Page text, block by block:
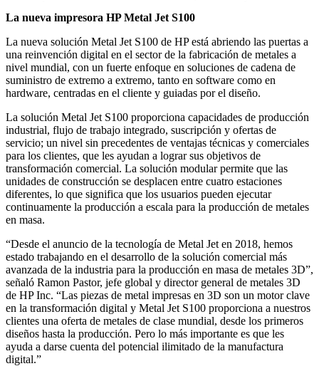
La nueva impresora HP Metal Jet S100
La nueva solución Metal Jet S100 de HP está abriendo las puertas a
una reinvención digital en el sector de la fabricación de metales a
nivel mundial, con un fuerte enfoque en soluciones de cadena de
suministro de extremo a extremo, tanto en software como en
hardware, centradas en el cliente y guiadas por el diseño.
La solución Metal Jet S100 proporciona capacidades de producción
industrial, flujo de trabajo integrado, suscripción y ofertas de
servicio; un nivel sin precedentes de ventajas técnicas y comerciales
para los clientes, que les ayudan a lograr sus objetivos de
transformación comercial. La solución modular permite que las
unidades de construcción se desplacen entre cuatro estaciones
diferentes, lo que significa que los usuarios pueden ejecutar
continuamente la producción a escala para la producción de metales
en masa.
“Desde el anuncio de la tecnología de Metal Jet en 2018, hemos
estado trabajando en el desarrollo de la solución comercial más
avanzada de la industria para la producción en masa de metales 3D”,
señaló Ramon Pastor, jefe global y director general de metales 3D
de HP Inc. “Las piezas de metal impresas en 3D son un motor clave
en la transformación digital y Metal Jet S100 proporciona a nuestros
clientes una oferta de metales de clase mundial, desde los primeros
diseños hasta la producción. Pero lo más importante es que les
ayuda a darse cuenta del potencial ilimitado de la manufactura
digital.”